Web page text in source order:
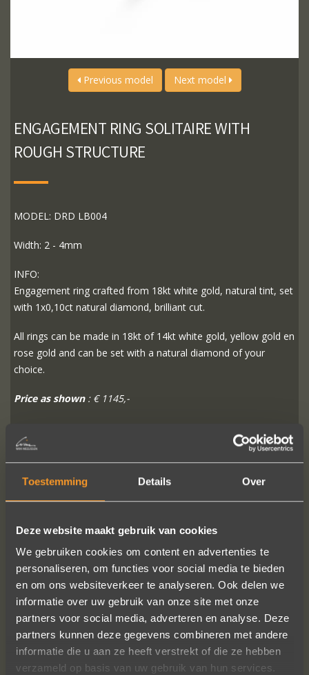
Toestemming Details Over
Deze website maakt gebruik van cookies
We gebruiken cookies om content en advertenties te
personaliseren, om functies voor social media te bieden
en om ons websiteverkeer te analyseren. Ook delen we
informatie over uw gebruik van onze site met onze
partners voor social media, adverteren en analyse. Deze
partners kunnen deze gegevens combineren met andere
informatie die u aan ze heeft verstrekt of die ze hebben
verzameld op basis van uw gebruik van hun services.
Previous model Next model
ENGAGEMENT RING SOLITAIRE WITH
ROUGH STRUCTURE
MODEL: DRD LB004
Width: 2 - 4mm
INFO:
Engagement ring crafted from 18kt white gold, natural tint, set
with 1x0,10ct natural diamond, brilliant cut.
All rings can be made in 18kt of 14kt white gold, yellow gold en
rose gold and can be set with a natural diamond of your
choice.
Price as shown: € 1145,-
READ MORE
FOLLOW US ON SOCIAL MEDIA
Wat een prachtige ervaring ! Heel